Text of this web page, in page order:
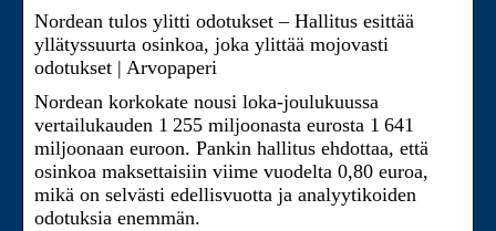
Nordean tulos ylitti odotukset – Hallitus esittää
yllätyssuurta osinkoa, joka ylittää mojovasti
odotukset | Arvopaperi
Nordean korkokate nousi loka-joulukuussa
vertailukauden 1 255 miljoonasta eurosta 1 641
miljoonaan euroon. Pankin hallitus ehdottaa, että
osinkoa maksettaisiin viime vuodelta 0,80 euroa,
mikä on selvästi edellisvuotta ja analyytikoiden
odotuksia enemmän.